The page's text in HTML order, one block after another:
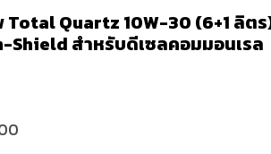
Quartz 10W-30 (6+1 ลิตร
Shield สำหรับดีเซลคอมมอนเรล